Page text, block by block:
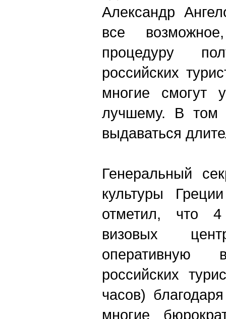
Александр
все
процедуру
российских
многие смогут
лучшему. В том
выдаваться
Генеральный
культуры
отметил, что
визовых
российских
часов)
многие